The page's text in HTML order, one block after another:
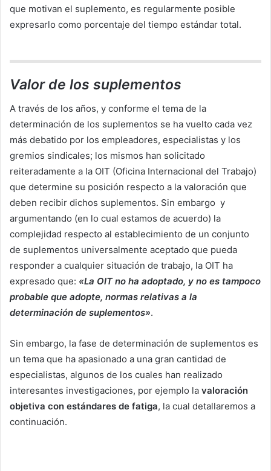
que motivan el suplemento, es regularmente posible
expresarlo como porcentaje del tiempo estándar total.
Valor de los suplementos
A través de los años, y conforme el tema de la
determinación de los suplementos se ha vuelto cada vez
más debatido por los empleadores, especialistas y los
gremios sindicales; los mismos han solicitado
reiteradamente a la OIT (Oficina Internacional del Trabajo)
que determine su posición respecto a la valoración que
deben recibir dichos suplementos. Sin embargo y
argumentando (en lo cual estamos de acuerdo) la
complejidad respecto al establecimiento de un conjunto
de suplementos universalmente aceptado que pueda
responder a cualquier situación de trabajo, la OIT ha
expresado que: «La OIT no ha adoptado, y no es tampoco
probable que adopte, normas relativas a la
determinación de suplementos».
Sin embargo, la fase de determinación de suplementos es
un tema que ha apasionado a una gran cantidad de
especialistas, algunos de los cuales han realizado
interesantes investigaciones, por ejemplo la valoración
objetiva con estándares de fatiga, la cual detallaremos a
continuación.